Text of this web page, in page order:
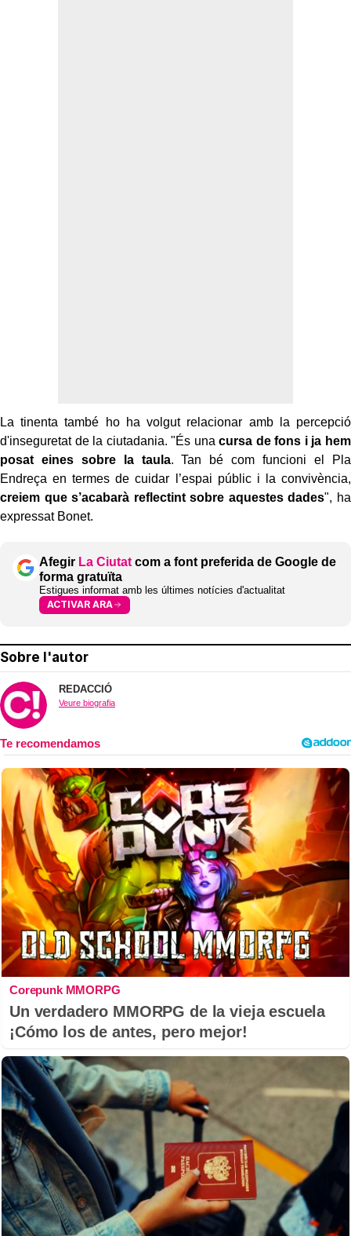
La tinenta també ho ha volgut relacionar amb la percepció
d'inseguretat de la ciutadania. "És unacursa de fons i ja hem
posat eines sobre la taula. Tan bé com funcioni el Pla
Endreça en termes de cuidar l’espai públic i la convivència,
creiem que s’acabarà reflectint sobre aquestes dades", ha
expressat Bonet.
Afegir La Ciutat com a font preferida de Google de
forma gratuïta
Estigues informat amb les últimes notícies d'actualitat
ACTIVAR ARA
Sobre l'autor
REDACCIÓ
Veure biografia
Corepunk MMORPG
Un verdadero MMORPG de la vieja escuela
¡Cómo los de antes, pero mejor!